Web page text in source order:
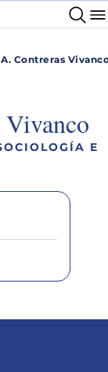
Contreras
Vivanco
E